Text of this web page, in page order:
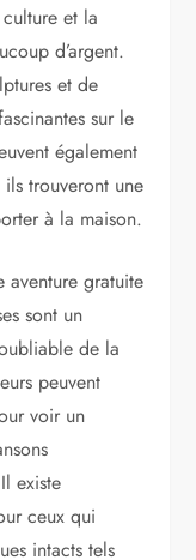
et la
d’argent.
et de
sur le
également
trouveront une
à la maison.
aventure gratuite
sont un
de la
peuvent
voir un
existe
ceux qui
intacts tels